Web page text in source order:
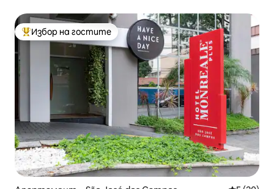
Най-популярен избор на гостите
Избор на гостите